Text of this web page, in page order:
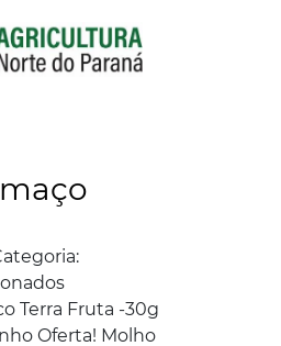
Terra Fruta -30g
Oferta! Molho